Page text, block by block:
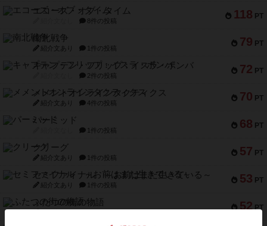
118 PT
エコーズ・オブ・タイム
8件の投稿
79 PT
南北戦争
紹介文あり 1件の投稿
72 PT
キャプテン・フリップ：イスラ・ボンバ
2件の投稿
70 PT
メメントオンラインタクティクス
紹介文あり 4件の投稿
68 PT
パーミッド
1件の投稿
57 PT
クリーグ
紹介文あり 1件の投稿
53 PT
セミファイナル ～お前はまだ生きている～
紹介文あり 1件の投稿
52 PT
ふたつの街の物語